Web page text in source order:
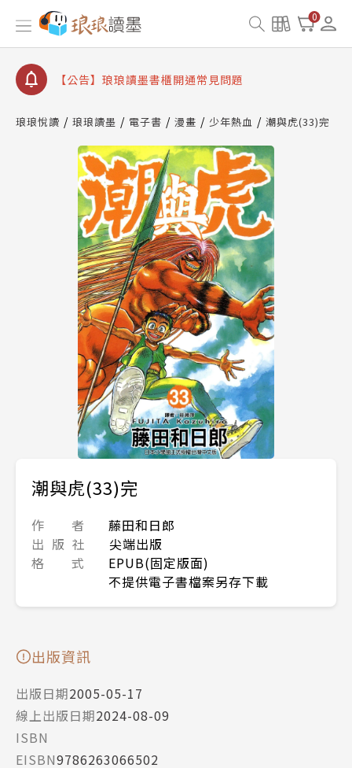
0
【公告】因 Readmoo 讀墨系統維護中，本站同步暫
停部分閱讀服務
【公告】琅琅讀墨數位閱讀資產合併與書櫃開通申請
【公告】琅琅讀墨書櫃開通常見問題
請圖文教學
查詢
【公告】因 Readmoo 讀墨系統維護中，本站同步暫
停部分閱讀服務
琅琅悅讀 琅琅讀墨 電子書 漫畫 少年熱血 潮與虎(33)完
潮與虎(33)完
作 者
藤田和日郎
出 版 社
尖端出版
格 式
EPUB(固定版面)
不提供電子書檔案另存下載
出版資訊
出版日期2005-05-17
線上出版日期2024-08-09
ISBN
EISBN9786263066502